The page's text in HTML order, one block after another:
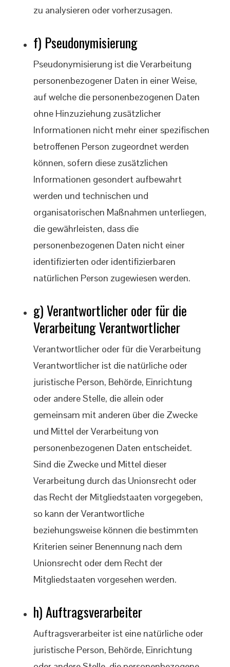
zu analysieren oder vorherzusagen.
f) Pseudonymisierung
Pseudonymisierung ist die Verarbeitung
personenbezogener Daten in einer Weise,
auf welche die personenbezogenen Daten
ohne Hinzuziehung zusätzlicher
Informationen nicht mehr einer spezifischen
betroffenen Person zugeordnet werden
können, sofern diese zusätzlichen
Informationen gesondert aufbewahrt
werden und technischen und
organisatorischen Maßnahmen unterliegen,
die gewährleisten, dass die
personenbezogenen Daten nicht einer
identifizierten oder identifizierbaren
natürlichen Person zugewiesen werden.
g) Verantwortlicher oder für die
Verarbeitung Verantwortlicher
Verantwortlicher oder für die Verarbeitung
Verantwortlicher ist die natürliche oder
juristische Person, Behörde, Einrichtung
oder andere Stelle, die allein oder
gemeinsam mit anderen über die Zwecke
und Mittel der Verarbeitung von
personenbezogenen Daten entscheidet.
Sind die Zwecke und Mittel dieser
Verarbeitung durch das Unionsrecht oder
das Recht der Mitgliedstaaten vorgegeben,
so kann der Verantwortliche
beziehungsweise können die bestimmten
Kriterien seiner Benennung nach dem
Unionsrecht oder dem Recht der
Mitgliedstaaten vorgesehen werden.
h) Auftragsverarbeiter
Auftragsverarbeiter ist eine natürliche oder
juristische Person, Behörde, Einrichtung